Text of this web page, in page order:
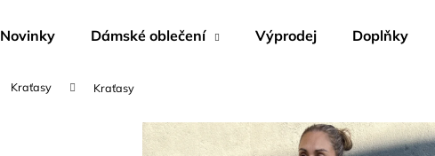
Novinky Dámské oblečení Výprodej Doplňky
Kraťasy Kraťasy